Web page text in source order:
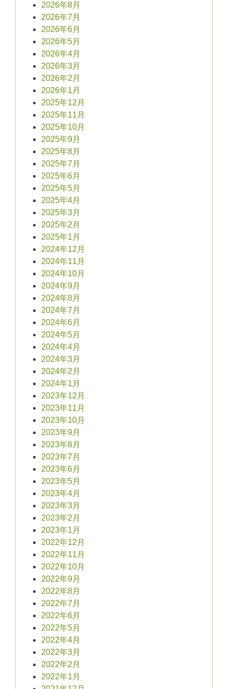
2026年8月
2026年7月
2026年6月
2026年5月
2026年4月
2026年3月
2026年2月
2026年1月
2025年12月
2025年11月
2025年10月
2025年9月
2025年8月
2025年7月
2025年6月
2025年5月
2025年4月
2025年3月
2025年2月
2025年1月
2024年12月
2024年11月
2024年10月
2024年9月
2024年8月
2024年7月
2024年6月
2024年5月
2024年4月
2024年3月
2024年2月
2024年1月
2023年12月
2023年11月
2023年10月
2023年9月
2023年8月
2023年7月
2023年6月
2023年5月
2023年4月
2023年3月
2023年2月
2023年1月
2022年12月
2022年11月
2022年10月
2022年9月
2022年8月
2022年7月
2022年6月
2022年5月
2022年4月
2022年3月
2022年2月
2022年1月